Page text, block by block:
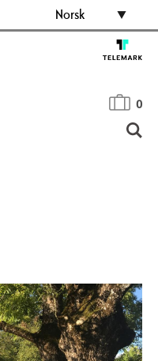
Norsk
0